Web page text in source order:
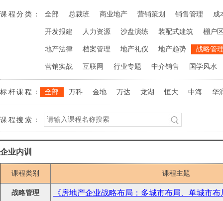
课程分类： 全部 总裁班 商业地产 营销策划 销售管理 成
开发报建 人力资源 沙盘演练 装配式建筑 棚户
地产法律 档案管理 地产礼仪 地产趋势 战略管
营销实战 互联网 行业专题 中介销售 国学风水
标杆课程： 全部 万科 金地 万达 龙湖 恒大 中海 华
课程搜索：
企业内训
课程类别 课程主题
战略管理 《房地产企业战略布局：多城市布局、单城市